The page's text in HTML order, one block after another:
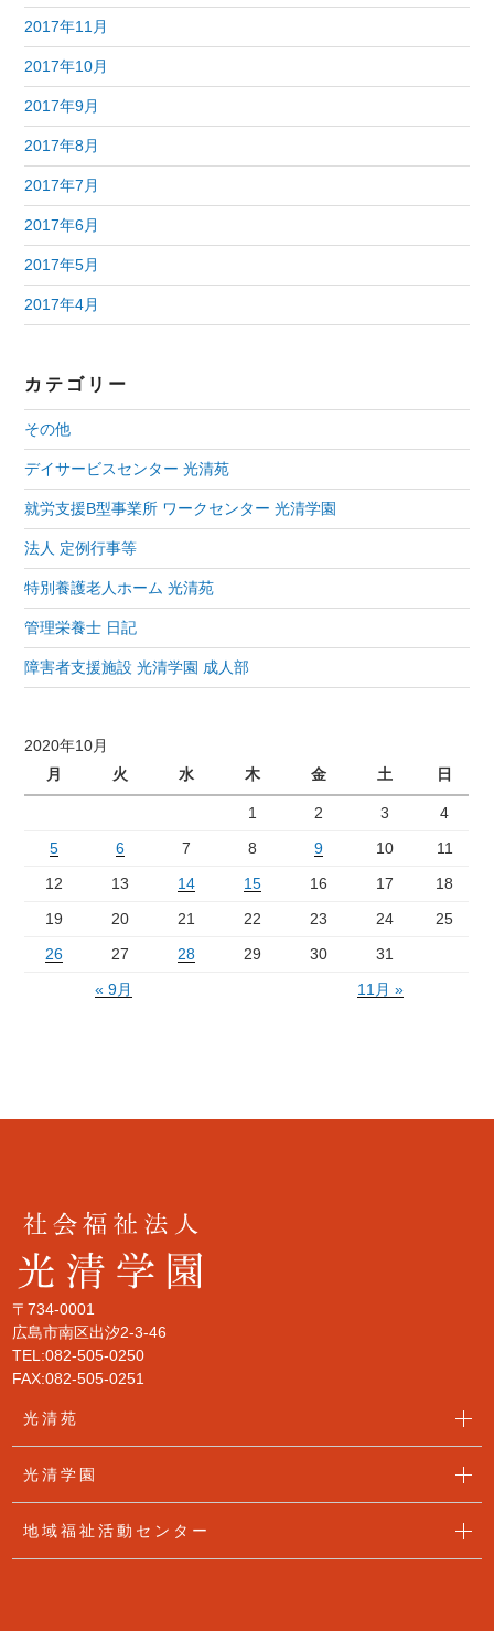
2017年11月
2017年10月
2017年9月
2017年8月
2017年7月
2017年6月
2017年5月
2017年4月
カテゴリー
その他
デイサービスセンター 光清苑
就労支援B型事業所 ワークセンター 光清学園
法人 定例行事等
特別養護老人ホーム 光清苑
管理栄養士 日記
障害者支援施設 光清学園 成人部
2020年10月
月
火 水 木 金 土 日
1 2 3
4
5
6 7 8 9 10
11
12
13 14 15 16 17
18
19
20 21 22 23 24
25
26
27 28 29 30
31
« 9月
11月 »
〒734-0001
広島市南区出汐2-3-46
TEL:082-505-0250
FAX:082-505-0251
光清苑
光清学園
地域福祉活動センター